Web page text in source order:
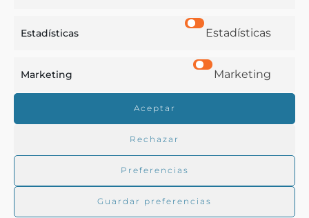
Estadísticas Estadísticas
Marketing Marketing
Aceptar
Rechazar
Preferencias
Guardar preferencias
COMPARTIR
Buscar en la biblioteca
Biblioteca digital Duque de Ahumada